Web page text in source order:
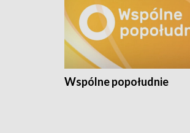
Wspólne popołudnie